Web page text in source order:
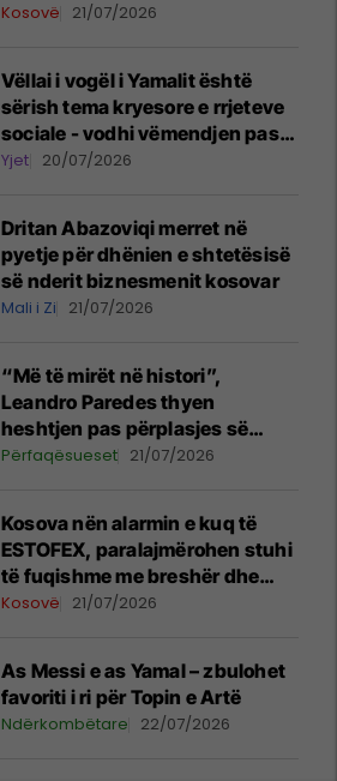
Kosovë 21/07/2026
Vëllai i vogël i Yamalit është
sërish tema kryesore e rrjeteve
sociale - vodhi vëmendjen pas
finales së Kupës së Botës
Yjet 20/07/2026
Dritan Abazoviqi merret në
pyetje për dhënien e shtetësisë
së nderit biznesmenit kosovar
Mali i Zi 21/07/2026
“Më të mirët në histori”,
Leandro Paredes thyen
heshtjen pas përplasjes së
diskutueshme në finalen e
Përfaqësueset 21/07/2026
Kosova nën alarmin e kuq të
ESTOFEX, paralajmërohen stuhi
të fuqishme me breshër dhe
erëra të forta
Kosovë 21/07/2026
As Messi e as Yamal – zbulohet
favoriti i ri për Topin e Artë
Ndërkombëtare 22/07/2026